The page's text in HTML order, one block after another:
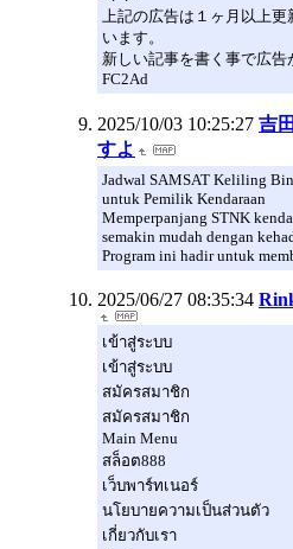
上記の広告は１ヶ月以上
います。
新しい記事を書く事で広告
FC2Ad
2025/10/03 10:25:27 吉
すよ
Jadwal SAMSAT Keliling
untuk Pemilik Kendaraan
Memperpanjang STNK
semakin mudah dengan
Program ini hadir untuk
2025/06/27 08:35:34
เข้าสู่ระบบ
เข้าสู่ระบบ
สมัครสมาชิก
สมัครสมาชิก
Main Menu
สล็อต888
เว็บพาร์ทเนอร์
นโยบายความเป็นส่วนตัว
เกี่ยวกับเรา